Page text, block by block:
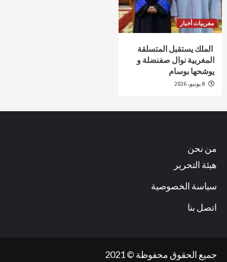
مغربيات أخبار
الملك يستقبل المتسلقة
المغربية نوال صفنضلة و
يوشحها بوسام
من نحن
هيئة التحرير
سياسة الخصوصية
اتصل بنا
جميع الحقوق محفوظة © 2021